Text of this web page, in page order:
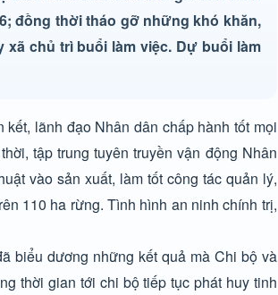
đồng thời tháo gỡ những khó khăn,
chủ trì buổi làm việc. Dự buổi làm
lãnh đạo Nhân dân chấp hành tốt mọi
tập trung tuyên truyền vận động Nhân
vào sản xuất, làm tốt công tác quản lý,
110 ha rừng. Tình hình an ninh chính trị,
biểu dương những kết quả mà Chi bộ và
thời gian tới chi bộ tiếp tục phát huy tinh